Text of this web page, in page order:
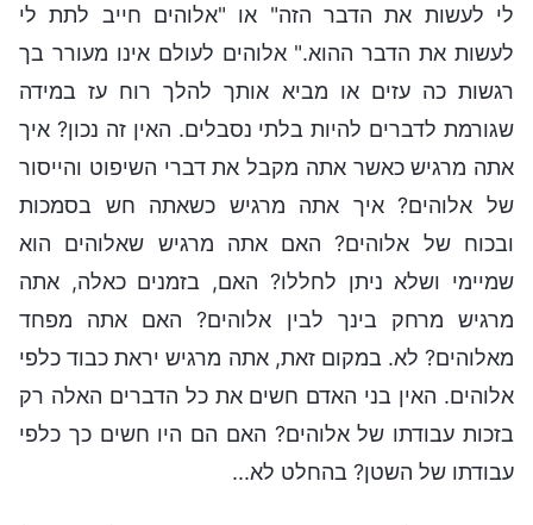
לי לעשות את הדבר הזה" או "אלוהים חייב לתת לי
לעשות את הדבר ההוא." אלוהים לעולם אינו מעורר בך
רגשות כה עזים או מביא אותך להלך רוח עז במידה
שגורמת לדברים להיות בלתי נסבלים. האין זה נכון? איך
אתה מרגיש כאשר אתה מקבל את דברי השיפוט והייסור
של אלוהים? איך אתה מרגיש כשאתה חש בסמכות
ובכוח של אלוהים? האם אתה מרגיש שאלוהים הוא
שמיימי ושלא ניתן לחללו? האם, בזמנים כאלה, אתה
מרגיש מרחק בינך לבין אלוהים? האם אתה מפחד
מאלוהים? לא. במקום זאת, אתה מרגיש יראת כבוד כלפי
אלוהים. האין בני האדם חשים את כל הדברים האלה רק
בזכות עבודתו של אלוהים? האם הם היו חשים כך כלפי
עבודתו של השטן? בהחלט לא...